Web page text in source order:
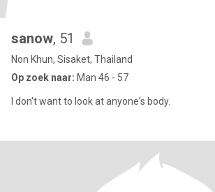
sanow, 51
Non Khun, Sisaket, Thailand
Op zoek naar: Man 46 - 57
I don't want to look at anyone's body.